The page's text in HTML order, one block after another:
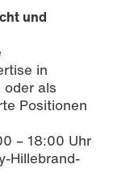
und
in
als
Positionen
– 18:00 Uhr
Hillebrand-